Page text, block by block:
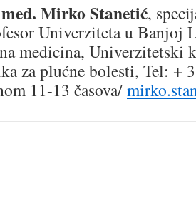
Mirko Stanetić,
Univerziteta u Banjoj
medicina, Univerzitetski
za plućne bolesti, Tel: +
11-13 časova/